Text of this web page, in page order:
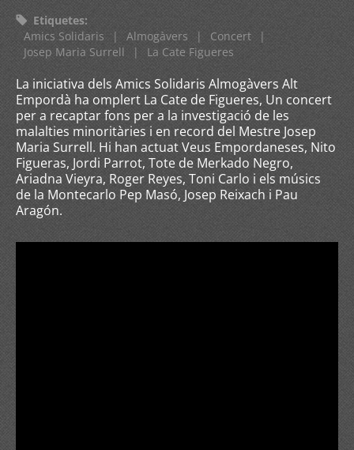
Etiquetes:
Amics Solidaris
| Almogàvers | Concert
|
Josep Maria Surrell
| La Cate Figueres
La iniciativa dels Amics Solidaris Almogàvers Alt
Empordà ha omplert La Cate de Figueres, Un concert
per a recaptar fons per a la investigació de les
malalties minoritàries i en record del Mestre Josep
Maria Surrell. Hi han actuat Veus Empordaneses, Nito
Figueras, Jordi Parrot, Tote de Merkado Negro,
Ariadna Vieyra, Roger Reyes, Toni Carlo i els músics
de la Montecarlo Pep Masó, Josep Reixach i Pau
Aragón.